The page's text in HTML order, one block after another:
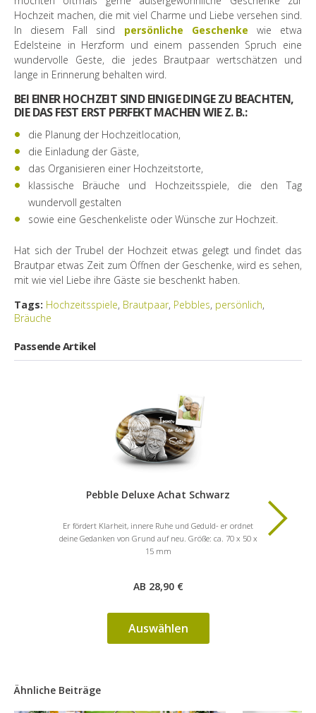
Hochzeit machen, die mit viel Charme und Liebe versehen sind.
In diesem Fall sind persönliche Geschenke wie etwa
Edelsteine in Herzform und einem passenden Spruch eine
wundervolle Geste, die jedes Brautpaar wertschätzen und
lange in Erinnerung behalten wird.
BEI EINER HOCHZEIT SIND EINIGE DINGE ZU BEACHTEN,
DIE DAS FEST ERST PERFEKT MACHEN WIE Z. B.:
die Planung der Hochzeitlocation,
die Einladung der Gäste,
das Organisieren einer Hochzeitstorte,
klassische Bräuche und Hochzeitsspiele, die den Tag
wundervoll gestalten
sowie eine Geschenkeliste oder Wünsche zur Hochzeit.
Hat sich der Trubel der Hochzeit etwas gelegt und findet das
Brautpar etwas Zeit zum Öffnen der Geschenke, wird es sehen,
mit wie viel Liebe ihre Gäste sie beschenkt haben.
Tags: Hochzeitsspiele, Brautpaar, Pebbles, persönlich,
Bräuche
Passende Artikel
Pebble Deluxe Achat Schwarz
Er fördert Klarheit, innere Ruhe und Geduld- er ordnet
deine Gedanken von Grund auf neu. Größe: ca. 70 x 50 x
15 mm
AB 28,90 €
Auswählen
Dieses
Ähnliche Beiträge